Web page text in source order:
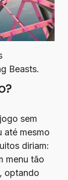
Beasts.
sem
até mesmo
diriam:
menu tão
optando